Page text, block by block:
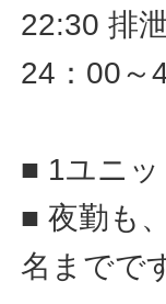
22:30 排
24：00～
■ 1ユニ
■ 夜勤も
名までで